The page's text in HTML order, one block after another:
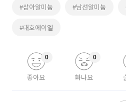
#삼아알미늄 #남선알미늄
#대호에이엘
좋아요
0
화나요
0